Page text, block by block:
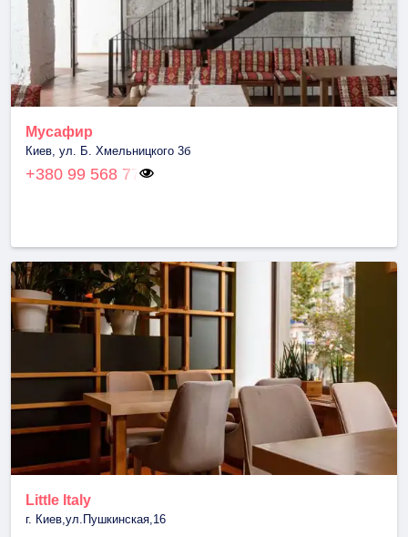
Мусафир
Киев, ул. Б. Хмельницкого 3б
+380 99 568 77
Little Italy
г. Киев,ул.Пушкинская,16